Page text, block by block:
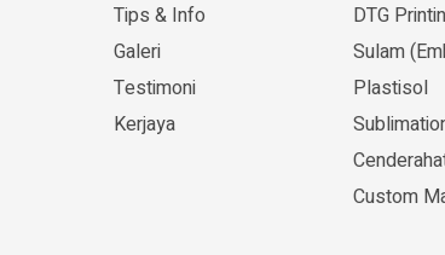
Tips & Info
Galeri
Testimoni
Kerjaya
DTG
Sulam
Plastisol
Custom